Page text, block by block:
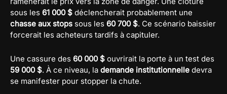
sous les 61 000 $ déclencherait probablement une
chasse aux stops sous les 60 700 $. Ce scénario baissier
forcerait les acheteurs tardifs à capituler.
Une cassure des 60 000 $ ouvrirait la porte à un test des
59 000 $. À ce niveau, la demande institutionnelle devra
se manifester pour stopper la chute.